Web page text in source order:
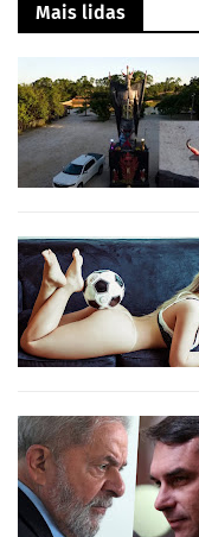
Mais lidas